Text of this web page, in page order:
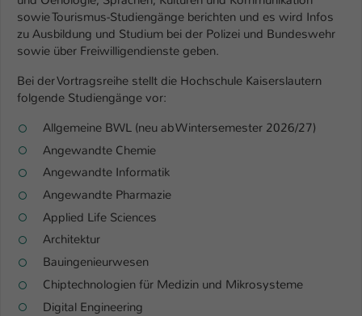
sowie Tourismus-Studiengänge berichten und es wird Infos
zu Ausbildung und Studium bei der Polizei und Bundeswehr
sowie über Freiwilligendienste geben.
Bei der Vortragsreihe stellt die Hochschule Kaiserslautern
folgende Studiengänge vor:
Allgemeine BWL (neu ab Wintersemester 2026/27)
Angewandte Chemie
Angewandte Informatik
Angewandte Pharmazie
Applied Life Sciences
Architektur
Bauingenieurwesen
Chiptechnologien für Medizin und Mikrosysteme
Digital Engineering
Zweck
Einstellungen. Unter anderem eine zufällig
generierte ID, für die historische
Speicherung Ihrer vorgenommen
Einstellungen, falls der Webseiten-
Betreiber dies eingestellt hat.
Name fe_typo_user / PHPSESSID
Anbieter
Laufzeit 1 Woche
Zweck
eines Intranet-Logins die Session-ID. So
kann der eingeloggte Benutzer
wiedererkannt werden und es wird ihm